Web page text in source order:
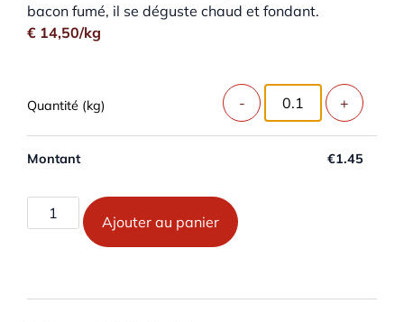
bacon fumé, il se déguste chaud et fondant.
€ 14,50/kg
Montant €1.45
Ajouter au panier